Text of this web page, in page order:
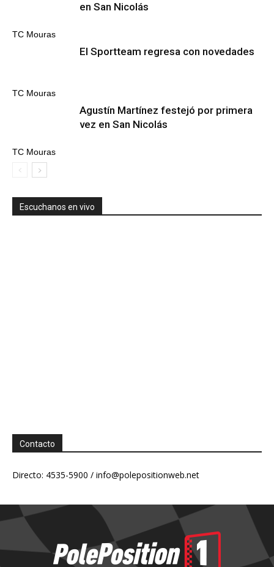
TC Mouras
en San Nicolás
TC Mouras
El Sportteam regresa con novedades
TC Mouras
Agustín Martínez festejó por primera
vez en San Nicolás
Escuchanos en vivo
Contacto
Directo: 4535-5900 / info@polepositionweb.net